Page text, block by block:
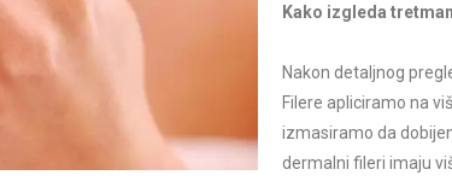
Kako izgleda
Nakon detaljnog
Filere apliciramo na
izmasiramo da
dermalni fileri imaju